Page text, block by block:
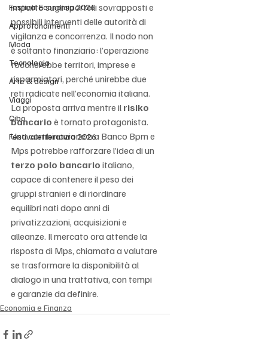
Festival Economia 2026
Approfondimenti
Moda
Tecnologia
Arte & design
Viaggi
Cibo
Festivaletteratura 2026
impatto sugli sportelli sovrapposti e
possibili interventi delle autorità di
vigilanza e concorrenza. Il nodo non
è soltanto finanziario: l’operazione
toccherebbe territori, imprese e
risparmiatori, perché unirebbe due
reti radicate nell’economia italiana.
La proposta arriva mentre il risiko
bancario è tornato protagonista.
Una combinazione tra Banco Bpm e
Mps potrebbe rafforzare l’idea di un
terzo polo bancario italiano,
capace di contenere il peso dei
gruppi stranieri e di riordinare
equilibri nati dopo anni di
privatizzazioni, acquisizioni e
alleanze. Il mercato ora attende la
risposta di Mps, chiamata a valutare
se trasformare la disponibilità al
dialogo in una trattativa, con tempi
e garanzie da definire.
Economia e Finanza